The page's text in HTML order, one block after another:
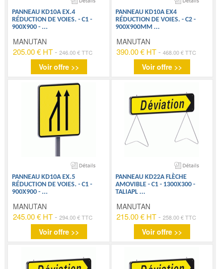
PANNEAU KD10A EX.4
RÉDUCTION DE VOIES. - C1 -
900X900 - ...
MANUTAN
205.00 € HT -246.00 € TTC
Voir offre >>
PANNEAU KD10A EX4
RÉDUCTION DE VOIES. - C2 -
900X900MM ...
MANUTAN
390.00 € HT- 468.00 € TTC
Voir offre >>
PANNEAU KD10A EX.5
RÉDUCTION DE VOIES. - C1 -
900X900 - ...
MANUTAN
245.00 € HT -294.00 € TTC
Voir offre >>
PANNEAU KD22A FLÈCHE
AMOVIBLE - C1 - 1300X300 -
TALIAPL ...
MANUTAN
215.00 € HT- 258.00 € TTC
Voir offre >>